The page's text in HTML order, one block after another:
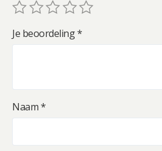
Je beoordeling*
Naam*